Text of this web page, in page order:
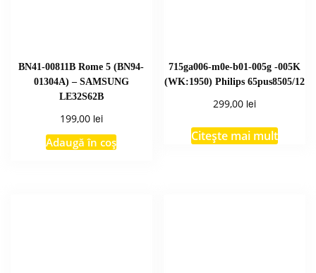
BN41-00811B Rome 5 (BN94-
01304A) – SAMSUNG
LE32S62B
199,00 lei
Adaugă în coș
715ga006-m0e-b01-005g -005K
(WK:1950) Philips 65pus8505/12
299,00 lei
Citește mai mult